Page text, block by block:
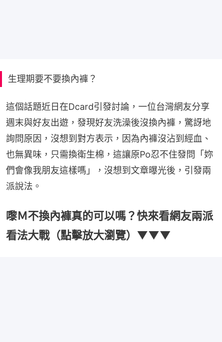
生理期要不要換內褲？
這個話題近日在Dcard引發討論，一位台灣網友分享
週末與好友出遊，發現好友洗澡後沒換內褲，驚訝地
詢問原因，沒想到對方表示，因為內褲沒沾到經血、
也無異味，只需換衛生棉，這讓原Po忍不住發問「妳
們會像我朋友這樣嗎」，沒想到文章曝光後，引發兩
派說法。
嚟Ｍ不換內褲真的可以嗎？快來看網友兩派
看法大戰（點擊放大瀏覽）▼▼▼